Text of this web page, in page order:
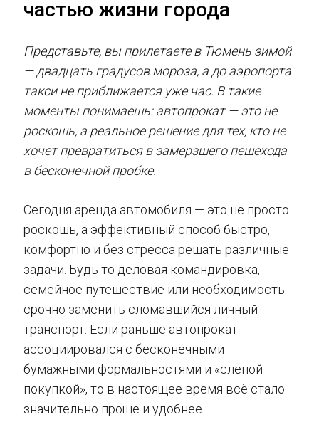
частью жизни города
Представьте, вы прилетаете в Тюмень зимой
— двадцать градусов мороза, а до аэропорта
такси не приближается уже час. В такие
моменты понимаешь: автопрокат — это не
роскошь, а реальное решение для тех, кто не
хочет превратиться в замерзшего пешехода
в бесконечной пробке.
Сегодня аренда автомобиля — это не просто
роскошь, а эффективный способ быстро,
комфортно и без стресса решать различные
задачи. Будь то деловая командировка,
семейное путешествие или необходимость
срочно заменить сломавшийся личный
транспорт. Если раньше автопрокат
ассоциировался с бесконечными
бумажными формальностями и «слепой
покупкой», то в настоящее время всё стало
значительно проще и удобнее.